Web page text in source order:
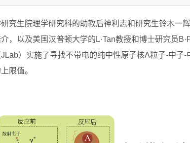
究生院理学研究科的助教后神利志和研究生铃木一
，以及美国汉普顿大学的L·Tan教授和博士研究员
）实施了寻找不带电的纯中性原子核Λ粒子-中子
限值。